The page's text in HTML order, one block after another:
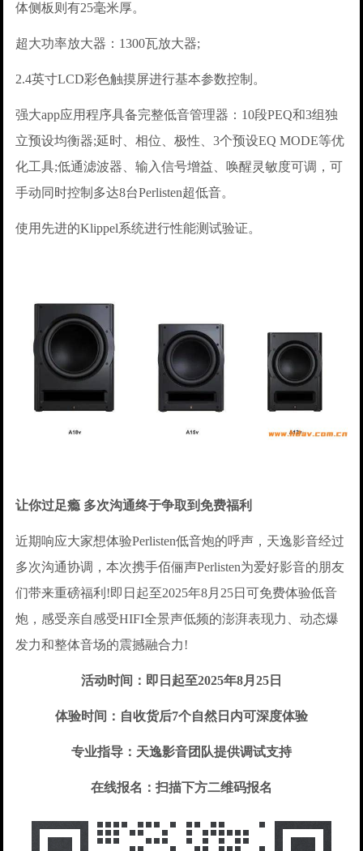
体侧板则有25毫米厚。
超大功率放大器：1300瓦放大器;
2.4英寸LCD彩色触摸屏进行基本参数控制。
强大app应用程序具备完整低音管理器：10段PEQ和3组独
立预设均衡器;延时、相位、极性、3个预设EQ MODE等优
化工具;低通滤波器、输入信号增益、唤醒灵敏度可调，可
手动同时控制多达8台Perlisten超低音。
使用先进的Klippel系统进行性能测试验证。
让你过足瘾 多次沟通终于争取到免费福利
近期响应大家想体验Perlisten低音炮的呼声，天逸影音经过
多次沟通协调，本次携手佰俪声Perlisten为爱好影音的朋友
们带来重磅福利!即日起至2025年8月25日可免费体验低音
炮，感受亲自感受HIFI全景声低频的澎湃表现力、动态爆
发力和整体音场的震撼融合力!
活动时间：即日起至2025年8月25日
体验时间：自收货后7个自然日内可深度体验
专业指导：天逸影音团队提供调试支持
在线报名：扫描下方二维码报名